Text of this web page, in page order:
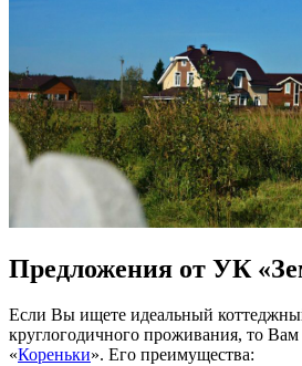
Предложения от УК
Если Вы ищете идеальный
круглогодичного проживания, то
«Кореньки». Его преимущества: